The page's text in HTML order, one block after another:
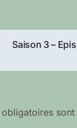
Saison 3 –